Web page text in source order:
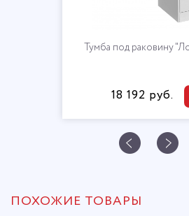
Тумба под раковину
18 192 руб.
ПОХОЖИЕ ТОВАРЫ